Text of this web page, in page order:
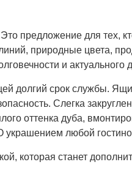
предложение для тех,
природные цвета,
и актуального
долгий срок службы.
Слегка
оттенка дуба,
украшением любой
которая станет